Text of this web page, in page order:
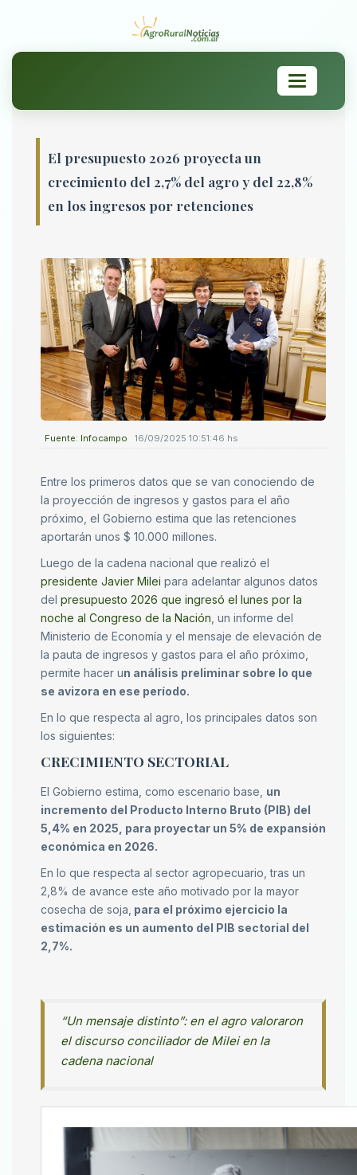
Toggle
navigation
El presupuesto 2026 proyecta un
crecimiento del 2,7% del agro y del 22,8%
en los ingresos por retenciones
Fuente: Infocampo 16/09/2025 10:51:46 hs
Entre los primeros datos que se van conociendo de
la proyección de ingresos y gastos para el año
próximo, el Gobierno estima que las retenciones
aportarán unos $ 10.000 millones.
Luego de la cadena nacional que realizó el
presidente Javier Milei para adelantar algunos datos
del presupuesto 2026 que ingresó el lunes por la
noche al Congreso de la Nación , un informe del
Ministerio de Economía y el mensaje de elevación de
la pauta de ingresos y gastos para el año próximo,
permite hacer un análisis preliminar sobre lo que
se avizora en ese período.
En lo que respecta al agro, los principales datos son
los siguientes:
CRECIMIENTO SECTORIAL
El Gobierno estima, como escenario base, un
incremento del Producto Interno Bruto (PIB) del
5,4% en 2025, para proyectar un 5% de expansión
económica en 2026.
En lo que respecta al sector agropecuario, tras un
2,8% de avance este año motivado por la mayor
cosecha de soja, para el próximo ejercicio la
estimación es un aumento del PIB sectorial del
2,7%.
“Un mensaje distinto”: en el agro valoraron
el discurso conciliador de Milei en la
cadena nacional